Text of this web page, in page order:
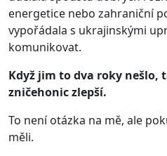
energetice nebo zahraniční
vypořádala s ukrajinskými
komunikovat.
Když jim to dva roky nešlo,
zničehonic zlepší.
To není otázka na mě, ale
měli.